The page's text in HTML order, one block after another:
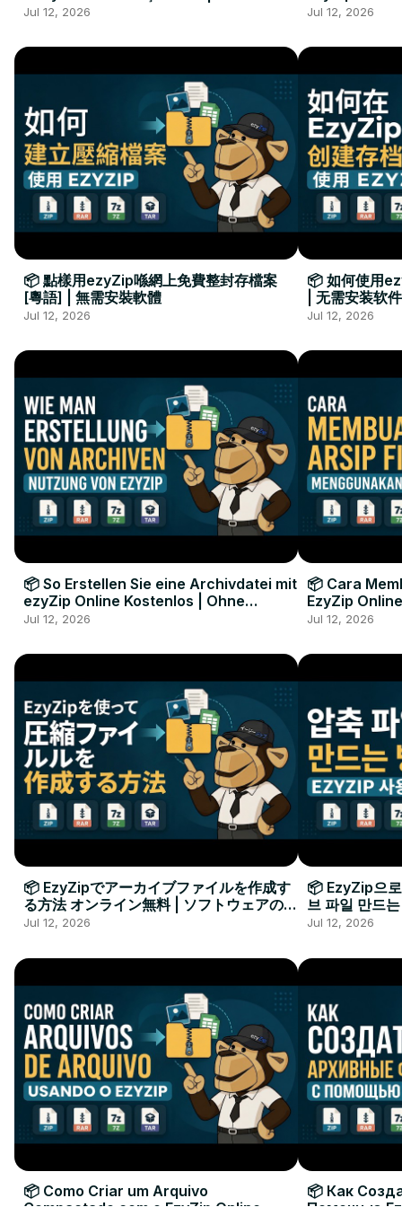
Kurulumu Gerekmez
Jul 12, 2026
Installation
Jul 12, 2026
📦 點樣用ezyZip喺網上免費整封存檔案
[粵語] | 無需安裝軟體
Jul 12, 2026
📦 如何使用
| 无需安装软件
Jul 12, 2026
📦 So Erstellen Sie eine Archivdatei mit
ezyZip Online Kostenlos | Ohne
Softwareinstallation
Jul 12, 2026
📦 Cara
EzyZip
Perangkat
Jul 12, 2026
📦 EzyZipでアーカイブファイルを作成す
る方法 オンライン無料 | ソフトウェアのイ
ンストール不要
Jul 12, 2026
📦 EzyZip으
브 파일 만드
요
Jul 12, 2026
📦 Como Criar um Arquivo
📦 Как